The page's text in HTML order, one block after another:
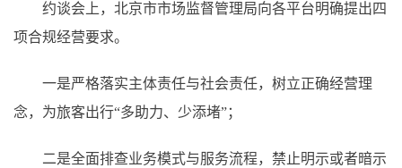
约谈会上，北京市市场监督管理局向各平台明确提出四
项合规经营要求。
一是严格落实主体责任与社会责任，树立正确经营理
念，为旅客出行“多助力、少添堵”；
二是全面排查业务模式与服务流程，禁止明示或者暗示